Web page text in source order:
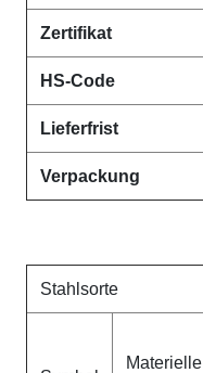
Zertifikat
HS-Code
Lieferfrist
Verpackung
Stahlsorte
Materielle